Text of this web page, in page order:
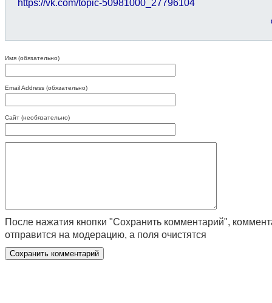
https://vk.com/topic-50981000_27796104
Имя (обязательно)
Email Address (обязательно)
Сайт (необязательно)
После нажатия кнопки "Сохранить комментарий",
отправится на модерацию, а поля очистятся